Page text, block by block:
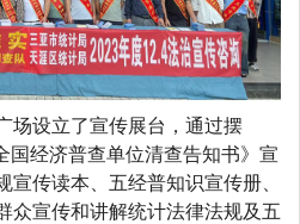
场设立了宣传展台，通过摆
国经济普查单位清查告知书》宣
传读本、五经普知识宣传册、
众宣传和讲解统计法律法规及五